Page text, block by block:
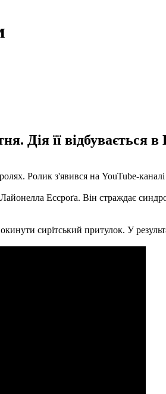
Дія її відбувається
Ролик з'явився на YouTube-
Ессроґа. Він страждає
сирітський притулок. У